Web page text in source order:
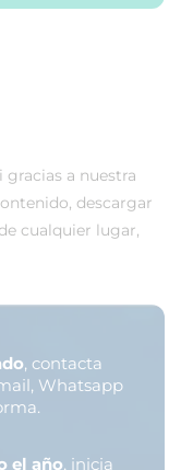
a nuestra
descargar
cualquier lugar,
, contacta
Whatsapp
el año, inicia